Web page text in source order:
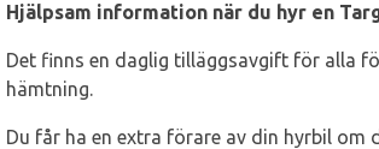
Hjälpsam information när du hyr en
Det finns en daglig tilläggsavgift för alla
hämtning.
Du får ha en extra förare av din hyrbil